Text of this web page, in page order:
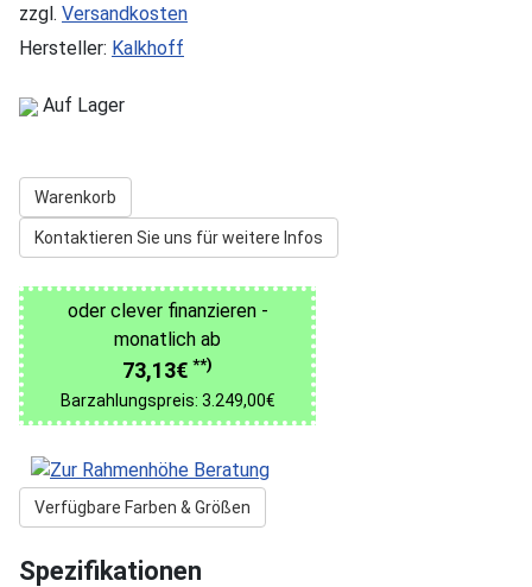
zzgl. Versandkosten
Hersteller: Kalkhoff
Auf Lager
Warenkorb
Kontaktieren Sie uns für weitere Infos
oder clever finanzieren -
monatlich ab
73,13€ **)
Barzahlungspreis: 3.249,00€
Verfügbare Farben & Größen
Spezifikationen